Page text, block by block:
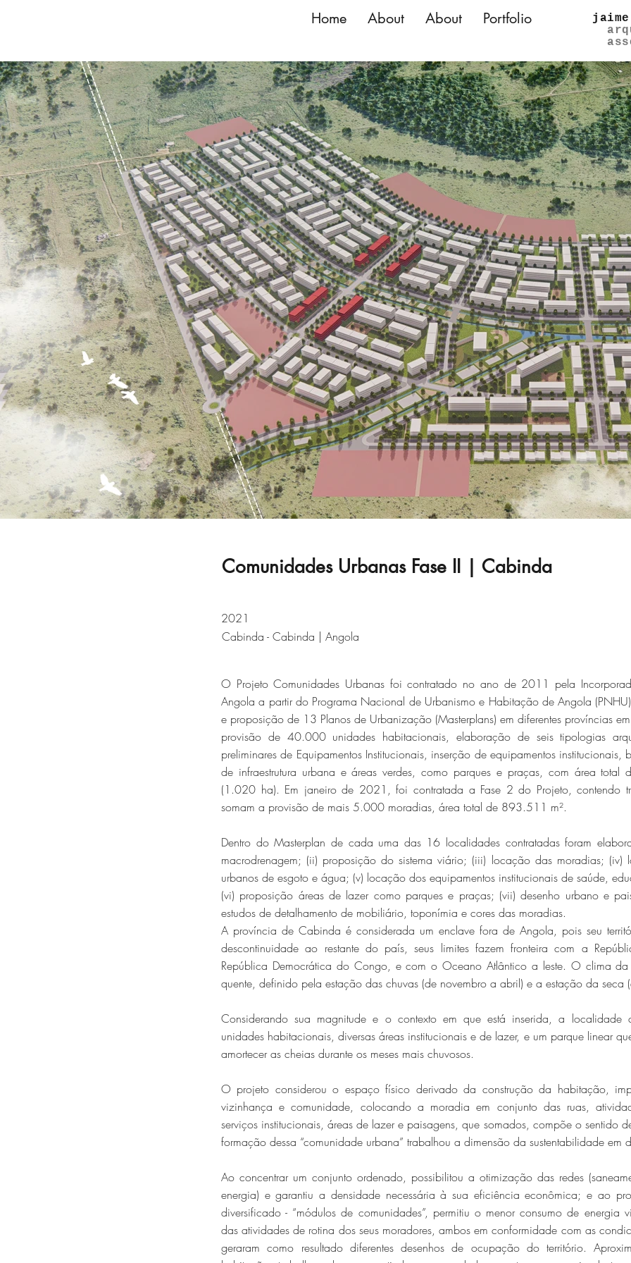
Home About About Portfolio
Comunidades Urbanas Fase II | Cabinda
2021
Cabinda - Cabinda | Angola
O Projeto Comunidades Urbanas foi contratado no ano de 2011 pela
Angola a partir do Programa Nacional de Urbanismo e Habitação de Angola
e proposição de 13 Planos de Urbanização (Masterplans) em diferentes províncias
provisão de 40.000 unidades habitacionais, elaboração de seis tipologias
preliminares de Equipamentos Institucionais, inserção de equipamentos
de infraestrutura urbana e áreas verdes, como parques e praças, com área
(1.020 ha). Em janeiro de 2021, foi contratada a Fase 2 do Projeto, contendo
somam a provisão de mais 5.000 moradias, área total de 893.511 m².
Dentro do Masterplan de cada uma das 16 localidades contratadas foram
macrodrenagem; (ii) proposição do sistema viário; (iii) locação das moradias; (iv)
urbanos de esgoto e água; (v) locação dos equipamentos institucionais de saúde,
(vi) proposição áreas de lazer como parques e praças; (vii) desenho urbano e
estudos de detalhamento de mobiliário, toponímia e cores das moradias.
A província de Cabinda é considerada um enclave fora de Angola, pois seu
descontinuidade ao restante do país, seus limites fazem fronteira com a
República Democrática do Congo, e com o Oceano Atlântico a leste. O clima
quente, definido pela estação das chuvas (de novembro a abril) e a estação da seca
Considerando sua magnitude e o contexto em que está inserida, a
unidades habitacionais, diversas áreas institucionais e de lazer, e um parque linear
amortecer as cheias durante os meses mais chuvosos.
O projeto considerou o espaço físico derivado da construção da habitação,
vizinhança e comunidade, colocando a moradia em conjunto das ruas,
serviços institucionais, áreas de lazer e paisagens, que somados, compõe o sentido
formação dessa “comunidade urbana” trabalhou a dimensão da sustentabilidade em
Ao concentrar um conjunto ordenado, possibilitou a otimização das redes
energia) e garantiu a densidade necessária à sua eficiência econômica; e ao
diversificado - “módulos de comunidades”, permitiu o menor consumo de energia
das atividades de rotina dos seus moradores, ambos em conformidade com as
geraram como resultado diferentes desenhos de ocupação do território.